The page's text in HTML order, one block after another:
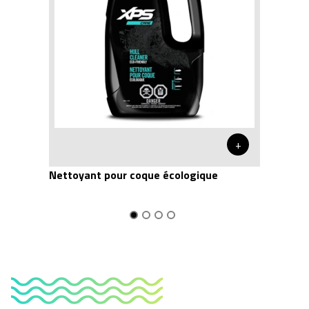
+
Nettoyant pour coque écologique